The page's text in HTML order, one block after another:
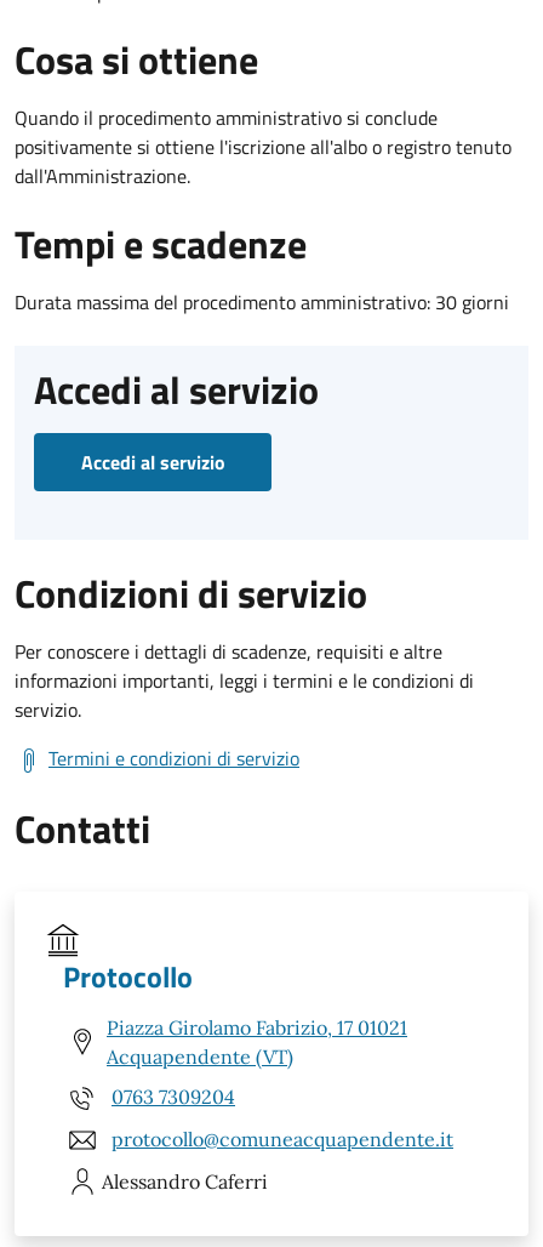
Cosa si ottiene
Quando il procedimento amministrativo si conclude
positivamente si ottiene l'iscrizione all'albo o registro tenuto
dall'Amministrazione.
Tempi e scadenze
Durata massima del procedimento amministrativo: 30 giorni
Accedi al servizio
Accedi al servizio
Condizioni di servizio
Per conoscere i dettagli di scadenze, requisiti e altre
informazioni importanti, leggi i termini e le condizioni di
servizio.
Termini e condizioni di servizio
Contatti
Protocollo
Piazza Girolamo Fabrizio, 17 01021
Acquapendente (VT)
0763 7309204
protocollo@comuneacquapendente.it
Alessandro Caferri